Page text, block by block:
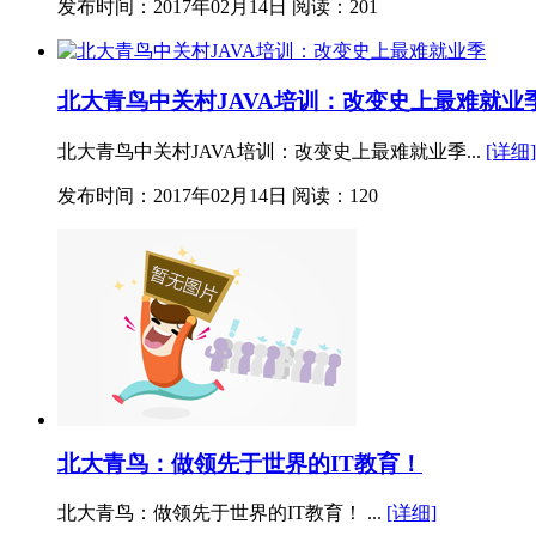
发布时间：2017年02月14日 阅读：201
北大青鸟中关村JAVA培训：改变史上最难就业
北大青鸟中关村JAVA培训：改变史上最难就业季... [详细]
发布时间：2017年02月14日 阅读：120
北大青鸟：做领先于世界的IT教育！
北大青鸟：做领先于世界的IT教育！ ... [详细]